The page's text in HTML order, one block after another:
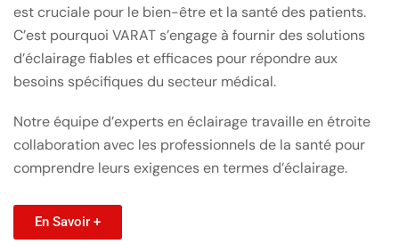
est cruciale pour le bien-être et la santé des patients.
C’est pourquoi VARAT s’engage à fournir des solutions
d’éclairage fiables et efficaces pour répondre aux
besoins spécifiques du secteur médical.
Notre équipe d’experts en éclairage travaille en étroite
collaboration avec les professionnels de la santé pour
comprendre leurs exigences en termes d’éclairage.
En Savoir +